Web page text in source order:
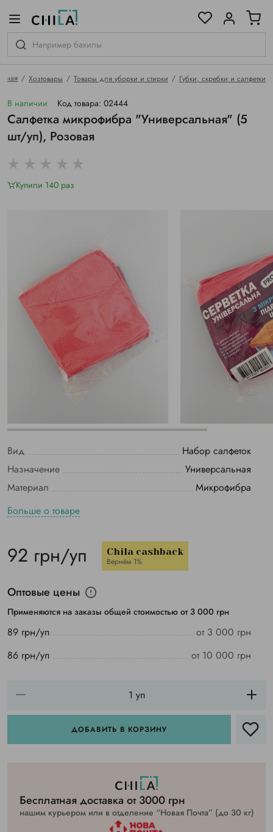
Хозтовары Товары для уборки и стирки Губки, скребки и салфетки
В наличии Код товара: 02444
Салфетка микрофибра "Универсальная" (5
шт/уп), Розовая
Купили 140 раз
Вид
Набор салфеток
Назначение
Универсальная
Материал
Микрофибра
Больше о товаре
92 грн/уп Chila cashback
Вернём 1%
Оптовые цены
Применяются на заказы общей стоимостью от 3 000 грн
89 грн/уп
от 3 000 грн
86 грн/уп
от 10 000 грн
ДОБАВИТЬ В КОРЗИНУ
Бесплатная доставка от 3000 грн
нашим курьером или в отделение “Новая Почта” (до 30 кг)
гамме